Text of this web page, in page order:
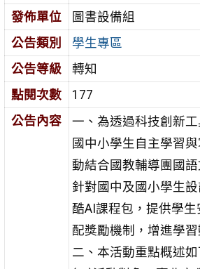
發佈單位
圖書設備組
公告類別
學生專區
公告等級
轉知
點閱次數
177
公告內容
一、為透過科技創新
國中小學生自主學習
動結合國教輔導團國語
針對國中及國小學生
酷AI課程包，提供學
配獎勵機制，增進學習
二、本活動重點概述如